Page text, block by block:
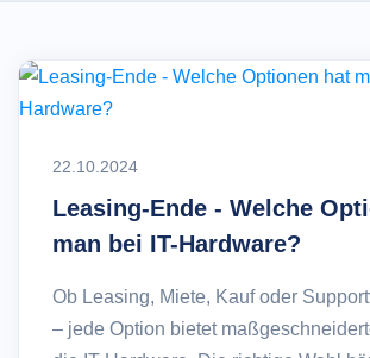
22.10.2024
Leasing-Ende - Welche
man bei IT-Hardware?
Ob Leasing, Miete, Kauf oder
– jede Option bietet